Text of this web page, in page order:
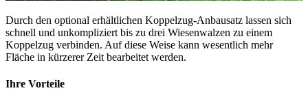
Durch den optional erhältlichen Koppelzug-Anbausatz lassen sich
schnell und unkompliziert bis zu drei Wiesenwalzen zu einem
Koppelzug verbinden. Auf diese Weise kann wesentlich mehr
Fläche in kürzerer Zeit bearbeitet werden.
Ihre Vorteile